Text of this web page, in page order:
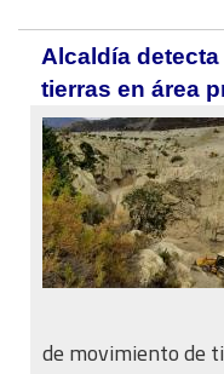
Alcaldía
tierras en área
de movimiento de